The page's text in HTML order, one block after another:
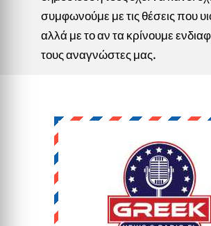
συμφωνούμε με τις θέσεις που
αλλά με το αν τα κρίνουμε
τους αναγνώστες μας.